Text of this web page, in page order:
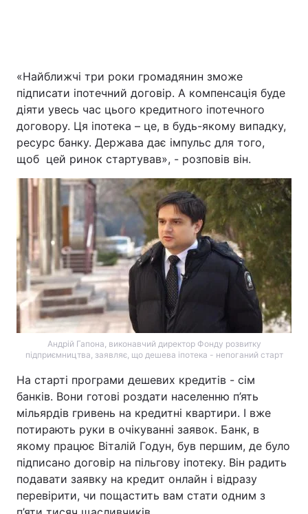
«Найближчі три роки громадянин зможе
підписати іпотечний договір. А компенсація буде
діяти увесь час цього кредитного іпотечного
договору. Ця іпотека – це, в будь-якому випадку,
ресурс банку. Держава дає імпульс для того,
щоб цей ринок стартував», - розповів він.
Андрій Гапона, виконавчий директор Фонду розвитку
підприємництва, заявляє, що дешева іпотека - непоганий старт
На старті програми дешевих кредитів - сім
банків. Вони готові роздати населенню п’ять
мільярдів гривень на кредитні квартири. І вже
потирають руки в очікуванні заявок. Банк, в
якому працює Віталій Годун, був першим, де було
підписано договір на пільгову іпотеку. Він радить
подавати заявку на кредит онлайн і відразу
перевірити, чи пощастить вам стати одним з